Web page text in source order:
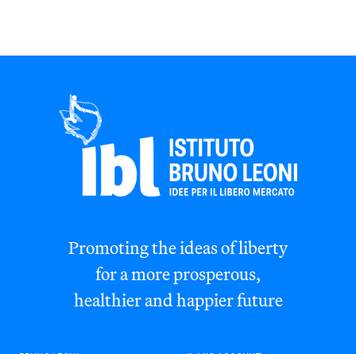
Promoting the ideas of liberty
for a more prosperous,
healthier and happier future